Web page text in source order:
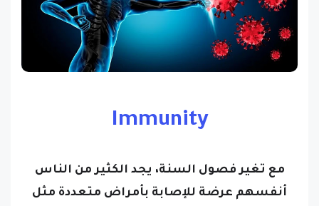
Immunity
مع تغير فصول السنة، يجد الكثير من الناس
أنفسهم عرضة للإصابة بأمراض متعددة مثل